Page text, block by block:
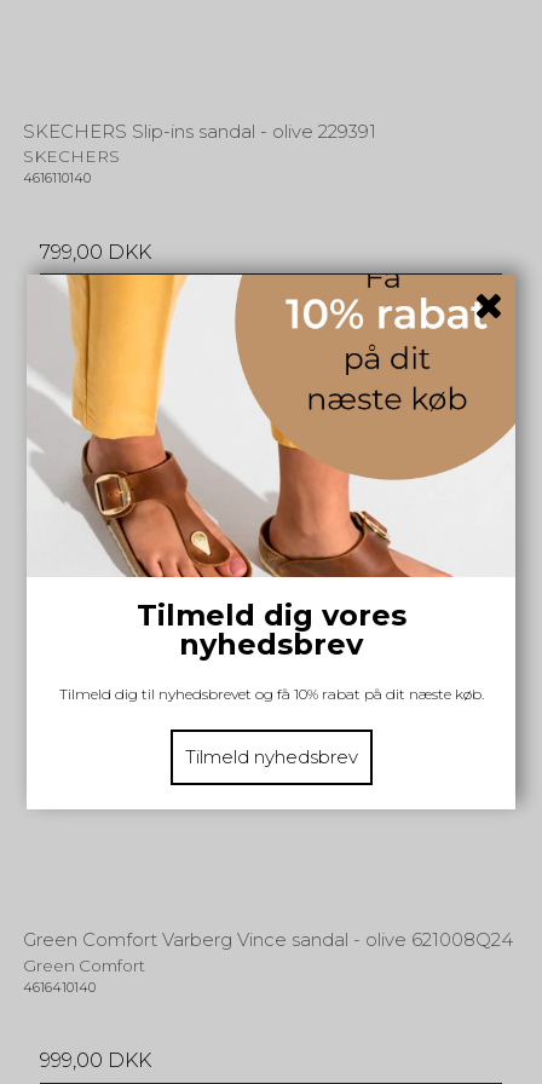
SKECHERS Slip-ins sandal - olive 229391
SKECHERS
4616110140
799,00 DKK
Green Comfort Varberg Vince sandal - olive 621008Q24
Green Comfort
4616410140
999,00 DKK
Tilmeld dig vores
nyhedsbrev
Tilmeld dig til nyhedsbrevet og få 10% rabat på dit næste køb.
Tilmeld nyhedsbrev